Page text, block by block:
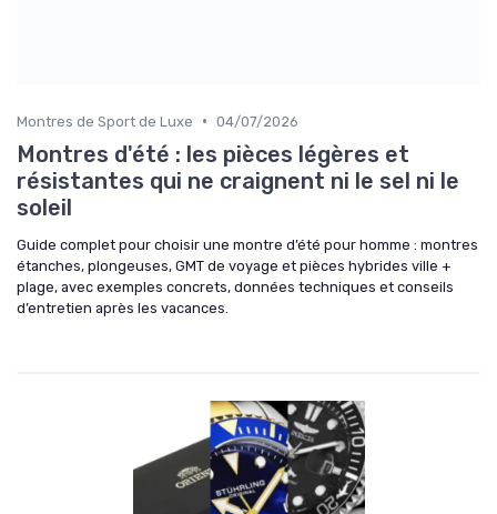
Montres de Sport de Luxe • 04/07/2026
Montres d'été : les pièces légères et
résistantes qui ne craignent ni le sel ni le
soleil
Guide complet pour choisir une montre d’été pour homme : montres
étanches, plongeuses, GMT de voyage et pièces hybrides ville +
plage, avec exemples concrets, données techniques et conseils
d’entretien après les vacances.